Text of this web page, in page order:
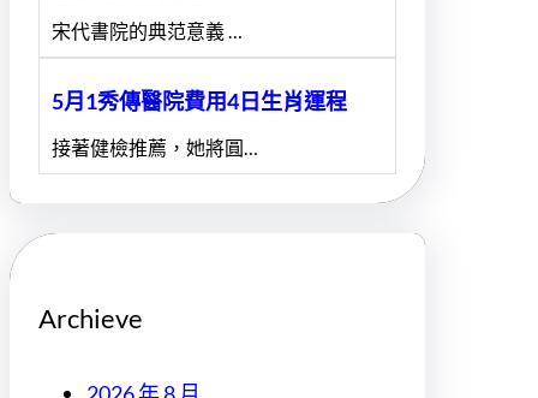
宋代書院的典范意義 …
5月1秀傳醫院費用4日生肖運程
接著健檢推薦，她將圓…
Archieve